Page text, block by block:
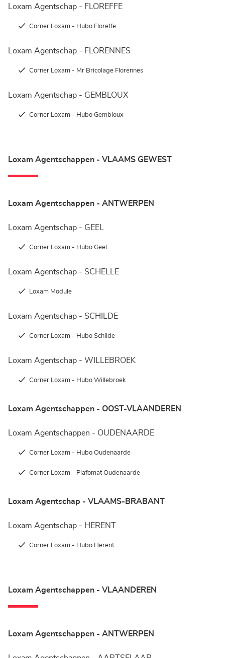
Loxam Agentschap - FLOREFFE
Corner Loxam - Hubo Floreffe
Loxam Agentschap - FLORENNES
Corner Loxam - Mr Bricolage Florennes
Loxam Agentschap - GEMBLOUX
Corner Loxam - Hubo Gembloux
Loxam Agentschappen - VLAAMS GEWEST
Loxam Agentschappen - ANTWERPEN
Loxam Agentschap - GEEL
Corner Loxam - Hubo Geel
Loxam Agentschap - SCHELLE
Loxam Module
Loxam Agentschap - SCHILDE
Corner Loxam - Hubo Schilde
Loxam Agentschap - WILLEBROEK
Corner Loxam - Hubo Willebroek
Loxam Agentschappen - OOST-VLAANDEREN
Loxam Agentschappen - OUDENAARDE
Corner Loxam - Hubo Oudenaarde
Corner Loxam - Plafomat Oudenaarde
Loxam Agentschap - VLAAMS-BRABANT
Loxam Agentschap - HERENT
Corner Loxam - Hubo Herent
Loxam Agentschappen - VLAANDEREN
Loxam Agentschappen - ANTWERPEN